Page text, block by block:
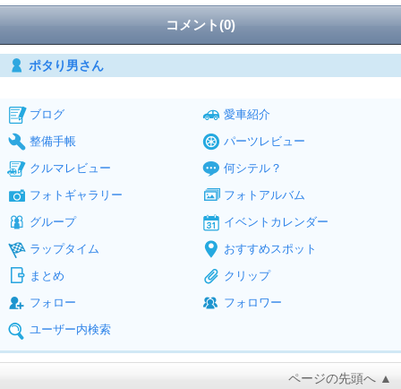
コメント(0)
ポタり男さん
ブログ
愛車紹介
整備手帳
パーツレビュー
クルマレビュー
何シテル？
フォトギャラリー
フォトアルバム
グループ
イベントカレンダー
ラップタイム
おすすめスポット
まとめ
クリップ
フォロー
フォロワー
ユーザー内検索
ページの先頭へ ▲